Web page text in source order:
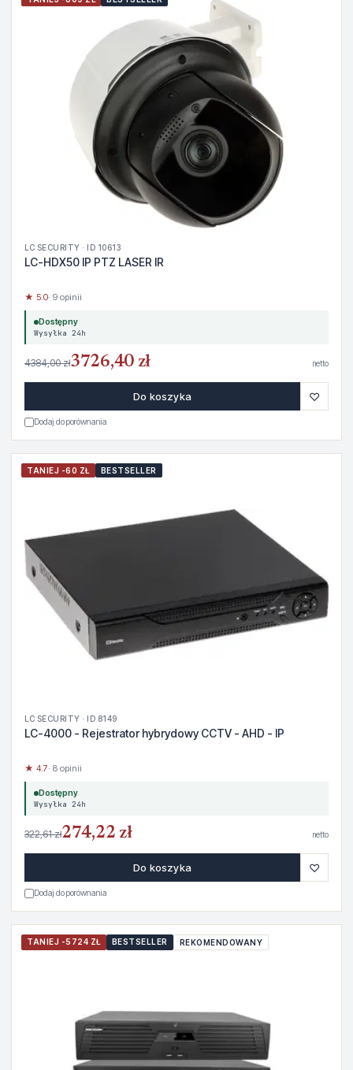
LC SECURITY · ID 10613
LC-HDX50 IP PTZ LASER IR
★ 5.0· 9 opinii
Dostępny
Wysyłka 24h
4384,00 zł3726,40 zł netto
Do koszyka ♡
Dodaj do porównania
TANIEJ -60 ZŁ BESTSELLER
LC SECURITY · ID 8149
LC-4000 - Rejestrator hybrydowy CCTV - AHD - IP
★ 4.7· 8 opinii
Dostępny
Wysyłka 24h
322,61 zł274,22 zł netto
Do koszyka ♡
Dodaj do porównania
TANIEJ -5724 ZŁ BESTSELLER REKOMENDOWANY